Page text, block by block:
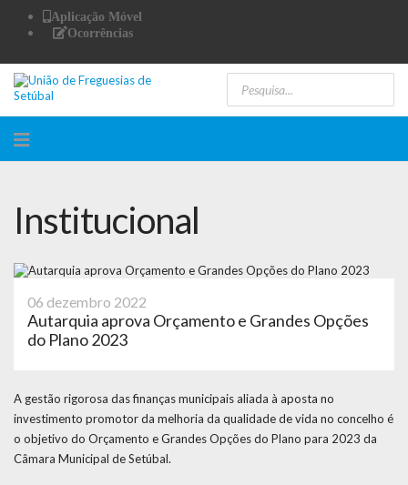
Aplicação Móvel
Ocorrências
Institucional
06 dezembro 2022
Autarquia aprova Orçamento e Grandes Opções
do Plano 2023
A gestão rigorosa das finanças municipais aliada à aposta no
investimento promotor da melhoria da qualidade de vida no concelho é
o objetivo do Orçamento e Grandes Opções do Plano para 2023 da
Câmara Municipal de Setúbal.